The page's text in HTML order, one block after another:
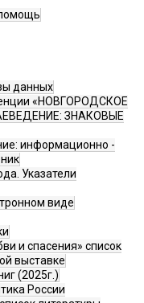
данных
«НОВГОРОДСКОЕ
ЗНАКОВЫЕ
информационно -
Указатели
виде
и спасения» список
выставке
(2025г.)
России